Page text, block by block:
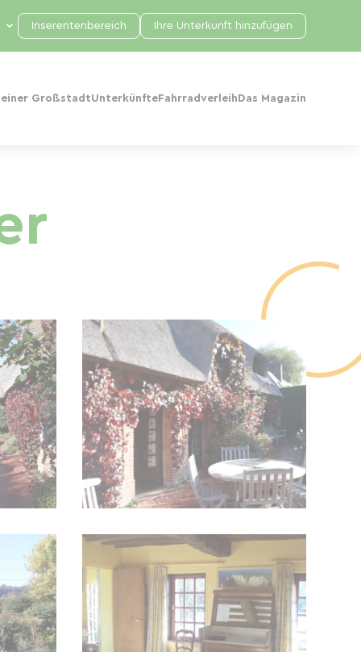
einer GroßstadtUnterkünfte Fahrradverleih Das Magazin
Inserentenbereich Ihre Unterkunft hinzufügen